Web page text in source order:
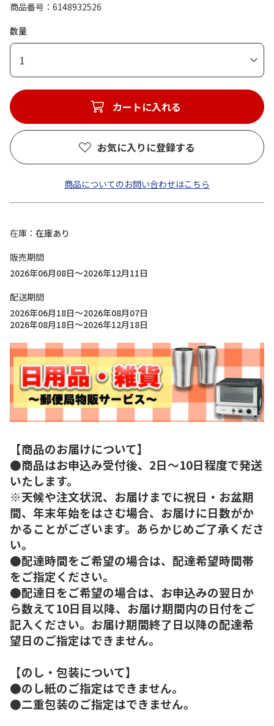
商品番号
6148932526
数量
1
カートに入れる
お気に入りに登録する
商品についてのお問い合わせはこちら
在庫
在庫あり
販売期間
2026年06月08日～2026年12月11日
配送期間
2026年06月18日～2026年08月07日
2026年08月18日～2026年12月18日
【商品のお届けについて】
●商品はお申込み受付後、2日～10日程度で発送
いたします。
※天候や注文状況、お届けまでに祝日・お盆期
間、年末年始をはさむ場合、お届けに日数がか
かることがございます。あらかじめご了承くださ
い。
●配達時間をご希望の場合は、配達希望時間帯
をご指定ください。
●配達日をご希望の場合は、お申込みの翌日か
ら数えて10日目以降、お届け期間内の日付をご
記入ください。お届け期間終了日以降の配達希
望日のご指定はできません。
【のし・包装について】
●のし紙のご指定はできません。
●二重包装のご指定はできません。